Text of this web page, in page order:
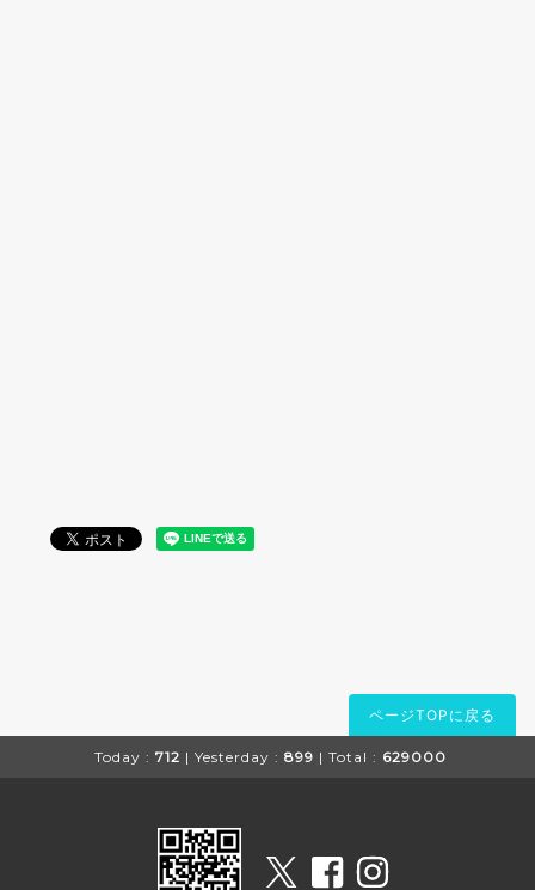
ページTOPに戻る
Today : 712 | Yesterday : 899 | Total : 629000